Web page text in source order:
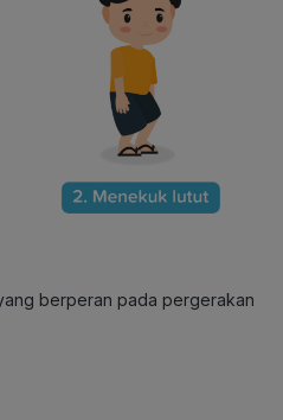
berperan pada pergerakan